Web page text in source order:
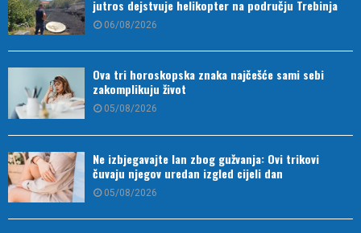
jutros dejstvuje helikopter na području Trebinja
06/08/2026
Ova tri horoskopska znaka najčešće sami sebi
zakomplikuju život
05/08/2026
Ne izbjegavajte lan zbog gužvanja: Ovi trikovi
čuvaju njegov uredan izgled cijeli dan
05/08/2026